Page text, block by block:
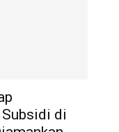
Subsidi di